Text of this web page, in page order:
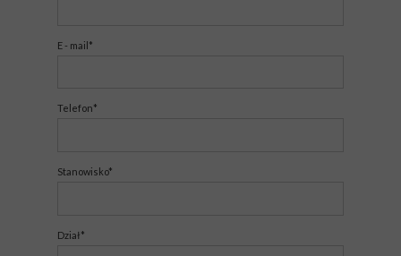
E - mail*
Telefon*
Stanowisko*
Dział*